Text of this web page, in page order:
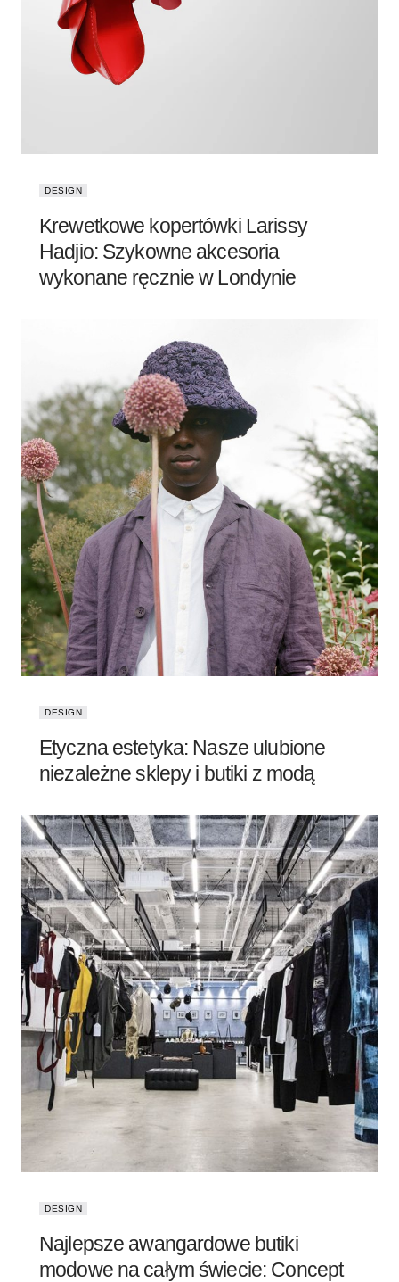
DESIGN
Krewetkowe kopertówki Larissy
Hadjio: Szykowne akcesoria
wykonane ręcznie w Londynie
DESIGN
Etyczna estetyka: Nasze ulubione
niezależne sklepy i butiki z modą
DESIGN
Najlepsze awangardowe butiki
modowe na całym świecie: Concept